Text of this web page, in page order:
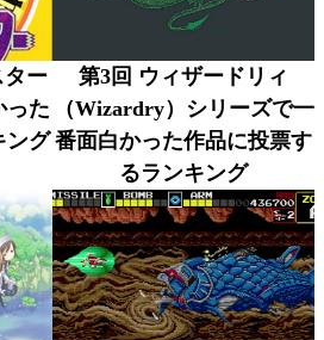
ター
った
ング
第3回 ウィザードリィ
（Wizardry）シリーズで一
番面白かった作品に投票す
るランキング